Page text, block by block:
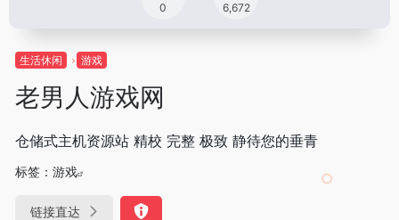
0 6,672
生活休闲 游戏
老男人游戏网
仓储式主机资源站 精校 完整 极致 静待您的垂青
标签： 游戏
链接直达